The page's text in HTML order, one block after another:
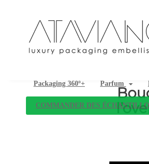
Packaging 360º+ Parfum
COMMANDER DES